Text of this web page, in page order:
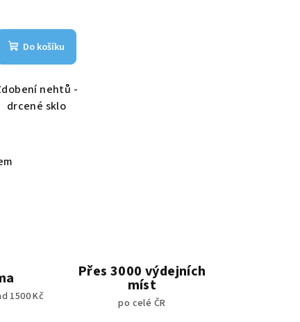
Do košíku
nehtů -
drcené sklo
1500 Kč
Přes 3000 výdejních
míst
po celé ČR